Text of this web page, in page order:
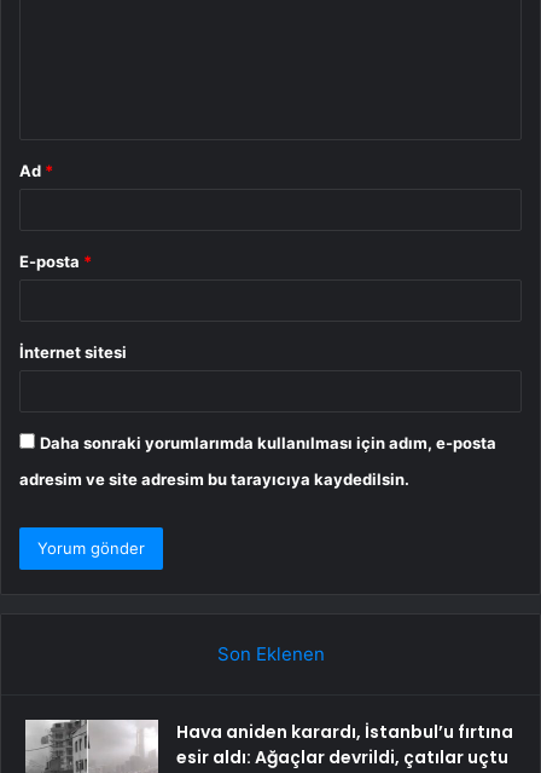
Ad *
E-posta *
İnternet sitesi
Daha sonraki yorumlarımda kullanılması için adım, e-posta
adresim ve site adresim bu tarayıcıya kaydedilsin.
Son Eklenen
Hava aniden karardı, İstanbul’u fırtına
esir aldı: Ağaçlar devrildi, çatılar uçtu